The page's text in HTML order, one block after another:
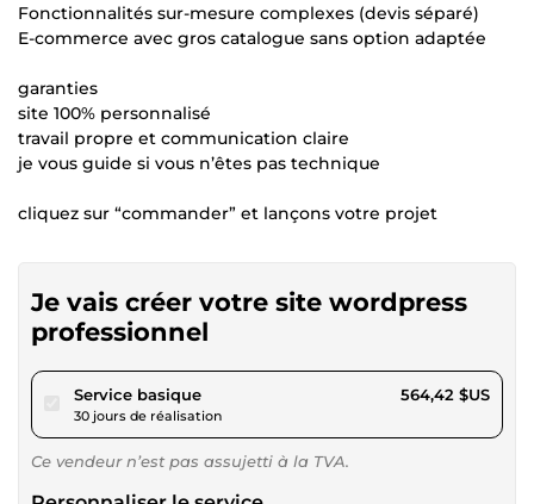
Fonctionnalités sur-mesure complexes (devis séparé)
E-commerce avec gros catalogue sans option adaptée
garanties
site 100% personnalisé
travail propre et communication claire
je vous guide si vous n’êtes pas technique
cliquez sur “commander” et lançons votre projet
Je vais créer votre site wordpress
professionnel
Service basiquepour 520,20 $US
30 jours de réalisation
564,42 $US
Ce vendeur n’est pas assujetti à la TVA.